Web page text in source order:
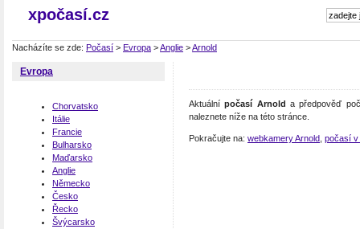
xpočasí.cz
Nacházíte se zde: Počasí > Evropa >Anglie >Arnold
Evropa
Chorvatsko
Itálie
Francie
Bulharsko
Maďarsko
Anglie
Německo
Česko
Řecko
Švýcarsko
Aktuálnípočasí Arnold a předpověď
naleznete níže na této stránce.
Pokračujte na: webkamery Arnold počasí v